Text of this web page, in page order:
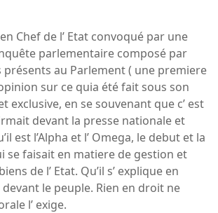
Chef de l’ Etat convoqué par une
parlementaire composé par
au Parlement ( une premiere
sur ce quia été fait sous son
exclusive, en se souvenant que c’ est
devant la presse nationale et
est l’Alpha et l’ Omega, le debut et la
se faisait en matiere de gestion et
de l’ Etat. Qu’il s’ explique en
le peuple. Rien en droit ne
l’ exige.